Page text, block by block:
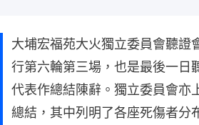
大埔宏福苑大火獨立委員會聽證
行第六輪第三場，也是最後一日
代表作總結陳辭。獨立委員會亦
總結，其中列明了各座死傷者分